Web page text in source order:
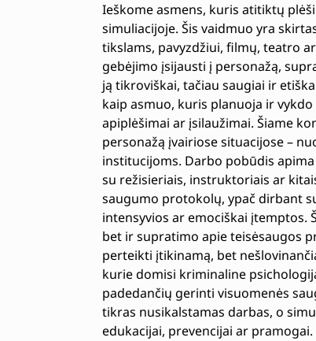
Ieškome asmens, kuris atitiktų
simuliacijoje. Šis vaidmuo yra
tikslams, pavyzdžiui, filmų, teatro
gebėjimo įsijausti į personažą,
ją tikroviškai, tačiau saugiai ir
kaip asmuo, kuris planuoja ir
apiplėšimai ar įsilaužimai. Šiame
personažą įvairiose situacijose –
institucijoms. Darbo pobūdis
su režisieriais, instruktoriais ar
saugumo protokolų, ypač dirbant
intensyvios ar emociškai įtemptos.
bet ir supratimo apie teisėsaugos
perteikti įtikinamą, bet
kurie domisi kriminaline
padedančių gerinti visuomenės
tikras nusikalstamas darbas, o
edukacijai, prevencijai ar pramogai.